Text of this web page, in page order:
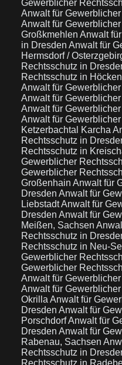
Gewerblicher
Anwalt für
Anwalt für
Großkmehlen Anwalt
in Dresden Anwalt für
Hermsdorf /
Rechtsschutz in
Rechtsschutz in
Anwalt für
Anwalt für
Anwalt für
Anwalt für
Ketzerbachtal Karcha
Rechtsschutz in
Rechtsschutz in
Gewerblicher
Gewerblicher
Großenhain Anwalt für
Dresden Anwalt für
LiebstadtAnwalt für
Dresden Anwalt für
Meißen, Sachsen
Rechtsschutz in
Rechtsschutz in Neu-
Gewerblicher
Gewerblicher
Anwalt für
Anwalt für
Okrilla Anwalt für
Dresden Anwalt für
PorschdorfAnwalt für
Dresden Anwalt für
Rabenau, Sachsen
Rechtsschutz in
Rechtsschutz in